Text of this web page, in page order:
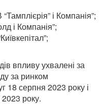
і Компанія”;
і Компанія”;
впливу ухвалені за
за ринком
18 серпня 2023 року і
року.